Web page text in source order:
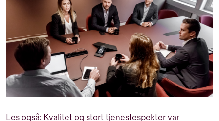
Les også: Kvalitet og stort tjenestespekter var